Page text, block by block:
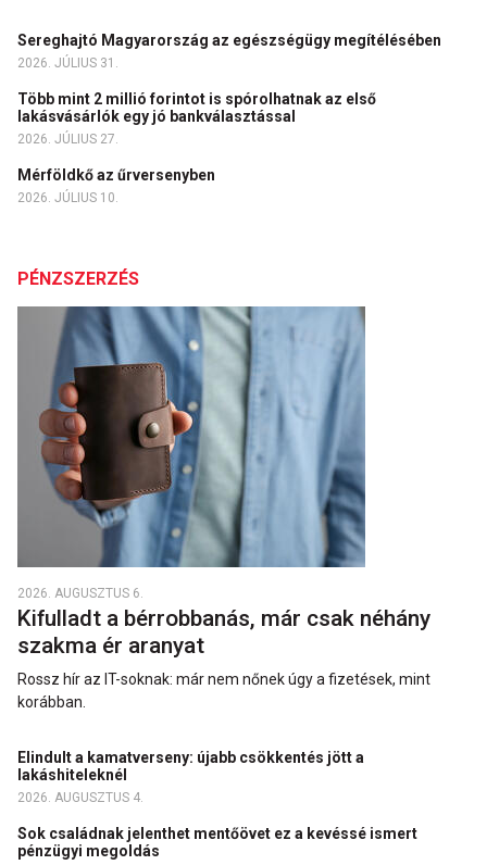
Sereghajtó Magyarország az egészségügy megítélésében
2026. JÚLIUS 31.
Több mint 2 millió forintot is spórolhatnak az első
lakásvásárlók egy jó bankválasztással
2026. JÚLIUS 27.
Mérföldkő az űrversenyben
2026. JÚLIUS 10.
PÉNZSZERZÉS
2026. AUGUSZTUS 6.
Kifulladt a bérrobbanás, már csak néhány
szakma ér aranyat
Rossz hír az IT-soknak: már nem nőnek úgy a fizetések, mint
korábban.
Elindult a kamatverseny: újabb csökkentés jött a
lakáshiteleknél
2026. AUGUSZTUS 4.
Sok családnak jelenthet mentőövet ez a kevéssé ismert
pénzügyi megoldás